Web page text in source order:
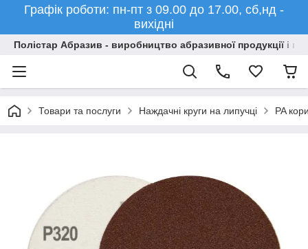
Графік роботи: пн-пт з 09.00 до 17.00, сб,нд -
вихідні
Полістар Абразив - виробництво абразивної продукції і
Товари та послуги Наждачні круги на липучці PA